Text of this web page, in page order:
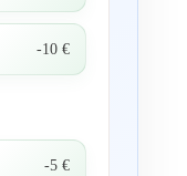
-10 €
-5 €